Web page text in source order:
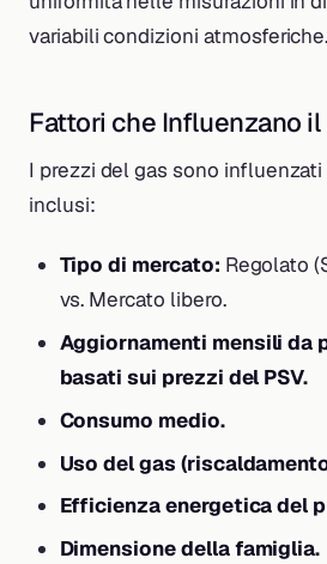
variabili condizioni atmosferiche.
Fattori che Influenzano il
I prezzi del gas sono
inclusi:
Tipo di mercato: Regolato
vs. Mercato libero.
Aggiornamenti mensili da
basati sui prezzi del PSV.
Consumo medio.
Uso del gas
Efficienza energetica del
Dimensione della famiglia.